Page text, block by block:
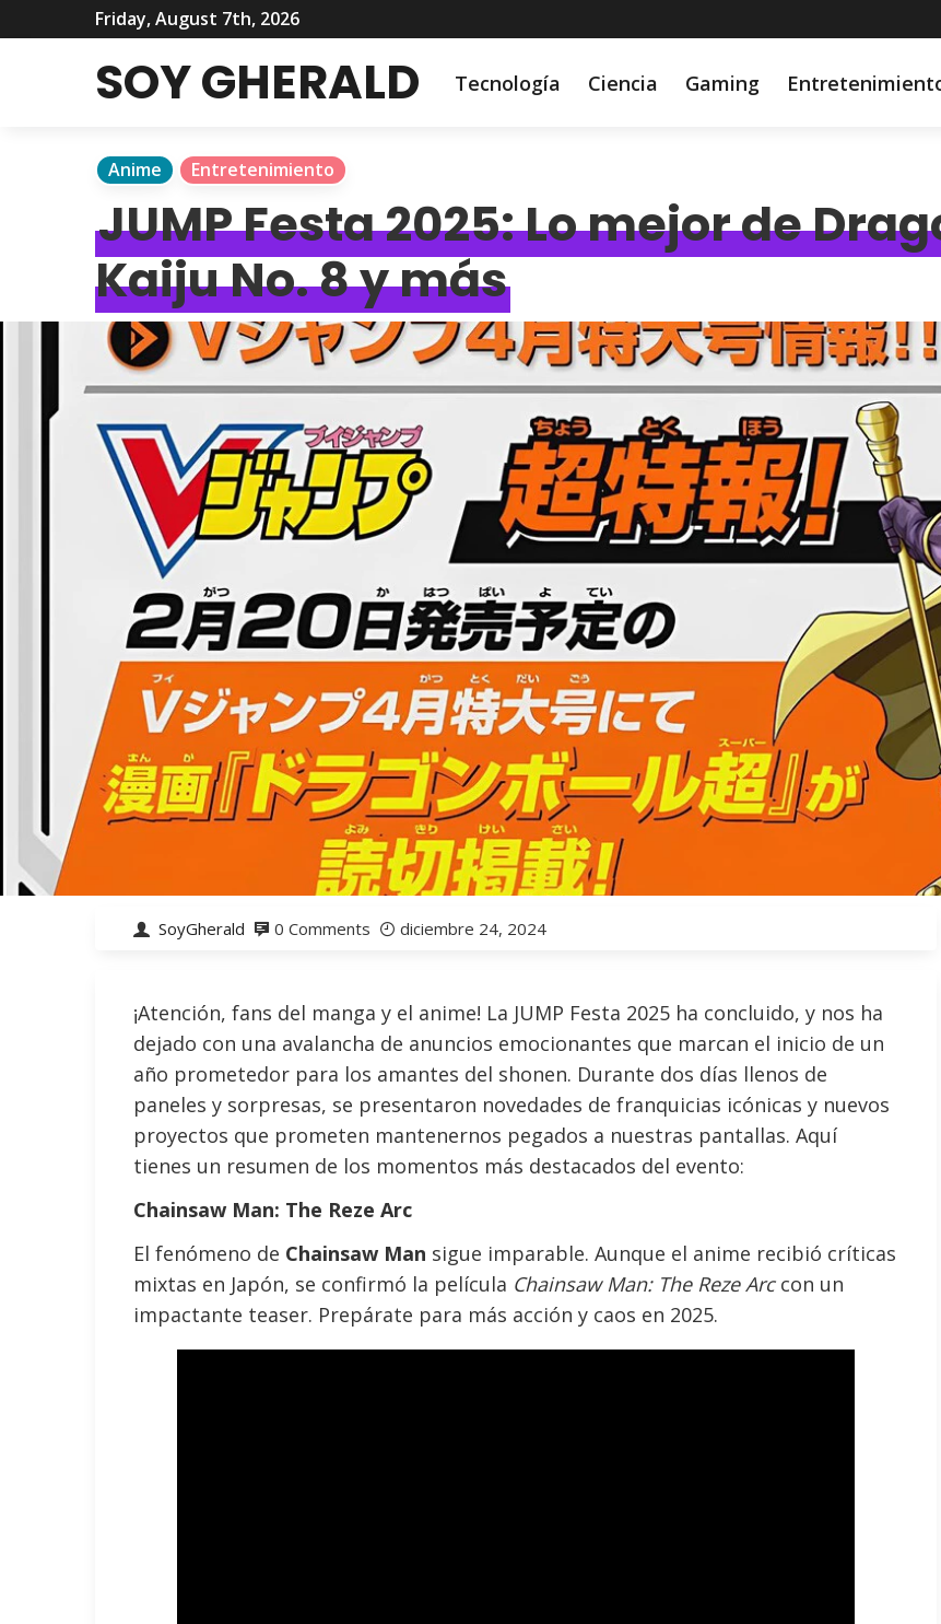
Friday, August 7th, 2026
SOY GHERALD Tecnología Ciencia Gaming
Anime Entretenimiento
JUMP Festa 2025: Lo mejor de
Kaiju No. 8 y más
SoyGherald 0 Comments diciembre 24, 2024
¡Atención, fans del manga y el anime! La JUMP Festa 2025 ha concluido, y nos ha
dejado con una avalancha de anuncios emocionantes que marcan el inicio de un
año prometedor para los amantes del shonen. Durante dos días llenos de
paneles y sorpresas, se presentaron novedades de franquicias icónicas y nuevos
proyectos que prometen mantenernos pegados a nuestras pantallas. Aquí
tienes un resumen de los momentos más destacados del evento:
Chainsaw Man: The Reze Arc
El fenómeno de Chainsaw Man sigue imparable. Aunque el anime recibió críticas
mixtas en Japón, se confirmó la película Chainsaw Man: The Reze Arccon un
impactante teaser. Prepárate para más acción y caos en 2025.